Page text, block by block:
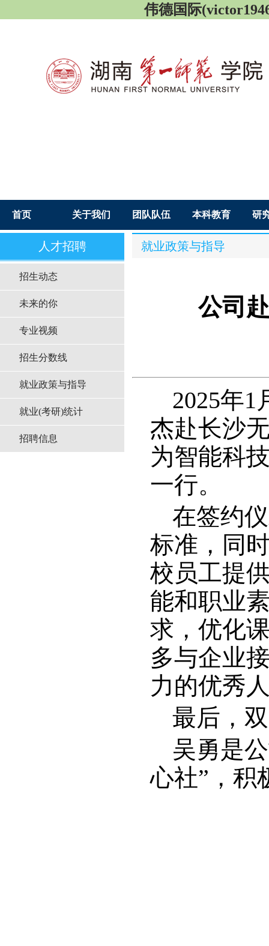
伟德国际
首页 关于我们 团队队伍 本科教育 研
人才招聘
招生动态
未来的你
专业视频
招生分数线
就业政策与指导
就业(考研)统计
招聘信息
就业政策与指导
公司
2025年
杰赴长沙
为智能科
一行。
在签约
标准，同
校员工提
能和职业
求，优化
多与企业
力的优秀
最后，
吴勇是
心社”，积